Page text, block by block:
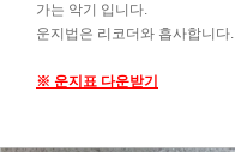
가는 악기 입니다.
운지법은 리코더와 흡사합니다.
※ 운지표 다운받기